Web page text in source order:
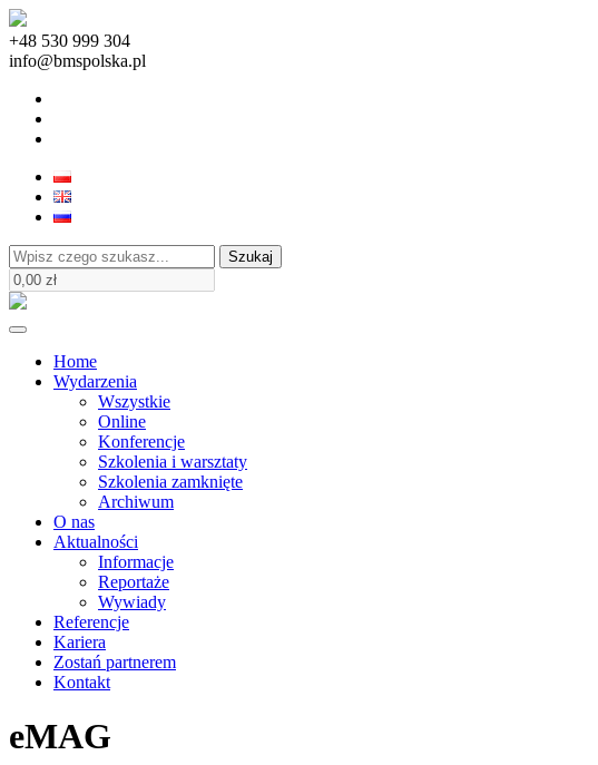
+48 530 999 304
info@bmspolska.pl
Szukaj
Home
Wydarzenia
Wszystkie
Online
Konferencje
Szkolenia i warsztaty
Szkolenia zamknięte
Archiwum
O nas
Aktualności
Informacje
Reportaże
Wywiady
Referencje
Kariera
Zostań partnerem
Kontakt
eMAG